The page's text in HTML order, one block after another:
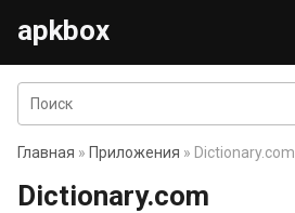
apkbox
Главная » Приложения » Dictionary.com
Dictionary.com